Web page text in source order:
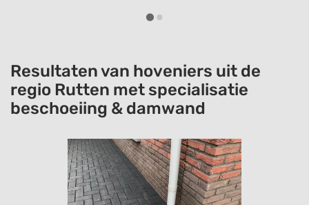
Resultaten van hoveniers uit de
regio Rutten met specialisatie
beschoeiing & damwand